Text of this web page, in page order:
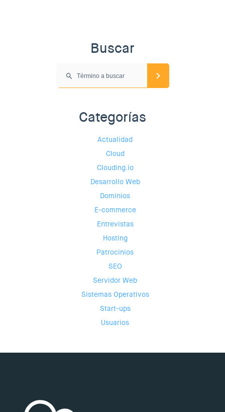
Buscar
Categorías
Actualidad
Cloud
Clouding.io
Desarrollo Web
Dominios
E-commerce
Entrevistas
Hosting
Patrocinios
SEO
Servidor Web
Sistemas Operativos
Start-ups
Usuarios